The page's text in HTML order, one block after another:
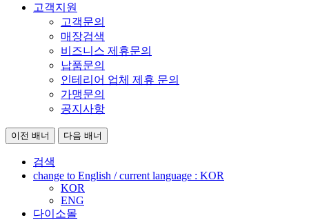
고객지원
고객문의
매장검색
비즈니스 제휴문의
납품문의
인테리어 업체 제휴 문의
가맹문의
공지사항
이전 배너 다음 배너
검색
change to English / current language : KOR
KOR
ENG
다이소몰